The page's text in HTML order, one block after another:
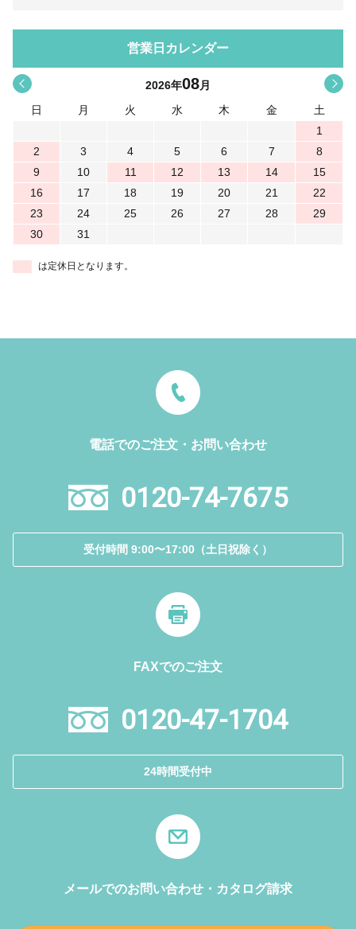
営業日カレンダー
< >
2026年08月
日
月 火 水 木 金
土
1
2
3 4 5 6 7
8
9
10 11 12 13 14
15
16
17 18 19 20 21
22
23
24 25 26 27 28
29
30
31
は定休日となります。
電話でのご注文・お問い合わせ
0120-74-7675
受付時間 9:00〜17:00（土日祝除く）
FAXでのご注文
0120-47-1704
24時間受付中
メールでのお問い合わせ・カタログ請求